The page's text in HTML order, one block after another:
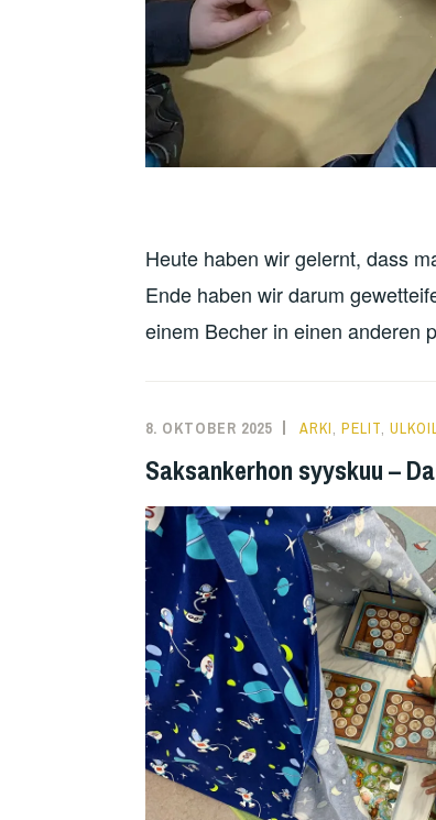
Heute haben wir gelernt, dass
Ende haben wir darum
einem Becher in einen anderen
8. OKTOBER 2025 ARKI, PELIT,
Saksankerhon syyskuu –